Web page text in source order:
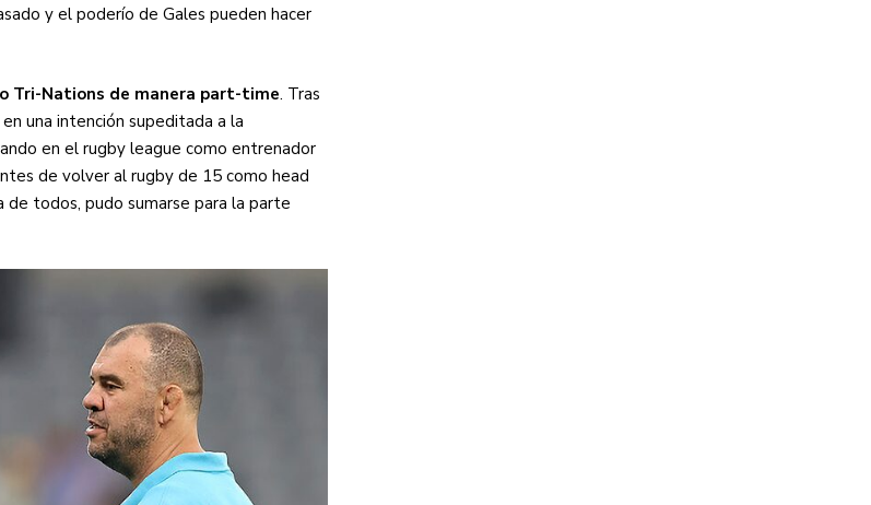
y el poderío de Gales pueden hacer
Tri-Nations de manera part-time. Tras
una intención supeditada a la
en el rugby league como entrenador
de volver al rugby de 15 como head
de todos, pudo sumarse para la parte